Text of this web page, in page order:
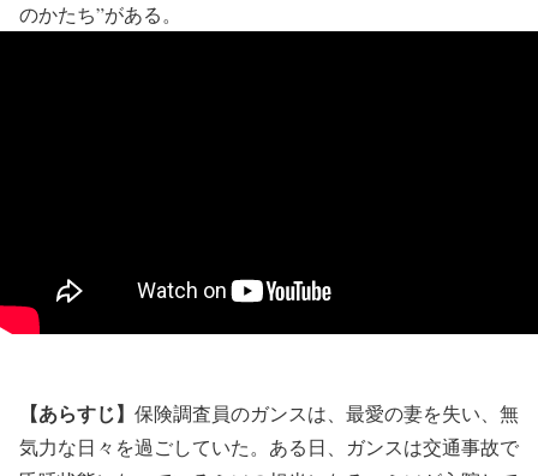
のかたち”がある。
【あらすじ】 保険調査員のガンスは、最愛の妻を失い、無
気力な日々を過ごしていた。ある日、ガンスは交通事故で